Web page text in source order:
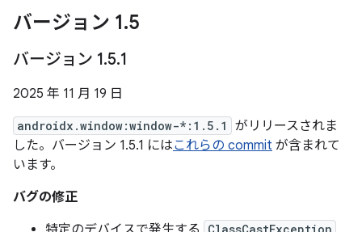
バージョン 1.5
バージョン 1.5.1
2025 年 11 月 19 日
androidx.window:window-*:1.5.1
がリリースされま
した。バージョン 1.5.1 にはこれらの commit が含まれて
います。
バグの修正